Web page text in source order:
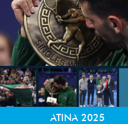
ATINA 2025